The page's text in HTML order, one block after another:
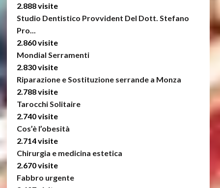
2.888 visite
Studio Dentistico Provvident Del Dott. Stefano
Pro...
2.860 visite
Mondial Serramenti
2.830 visite
Riparazione e Sostituzione serrande a Monza
2.788 visite
Tarocchi Solitaire
2.740 visite
Cos’è l’obesità
2.714 visite
Chirurgia e medicina estetica
2.670 visite
Fabbro urgente